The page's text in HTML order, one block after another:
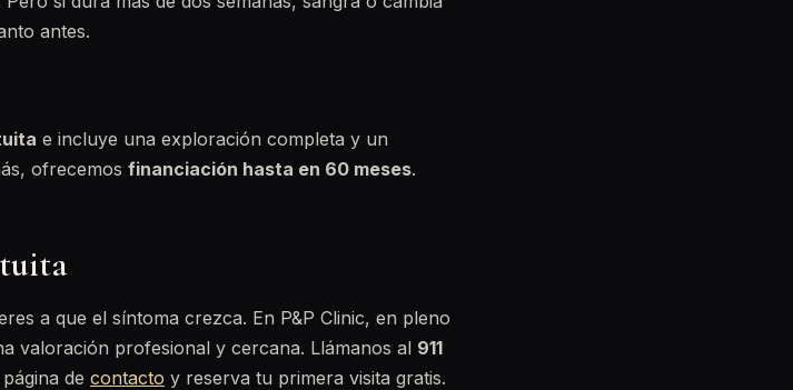
antes.
e incluye una exploración completa y un
ofrecemos financiación hasta en 60 meses.
a que el síntoma crezca. En P&P Clinic, en pleno
valoración profesional y cercana. Llámanos al 911
de contacto y reserva tu primera visita gratis.